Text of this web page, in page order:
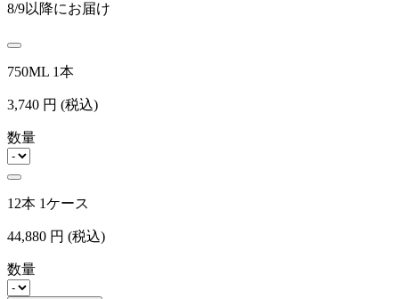
8/9以降にお届け
750ML 1本
3,740 円 (税込)
数量
12本 1ケース
44,880 円 (税込)
数量